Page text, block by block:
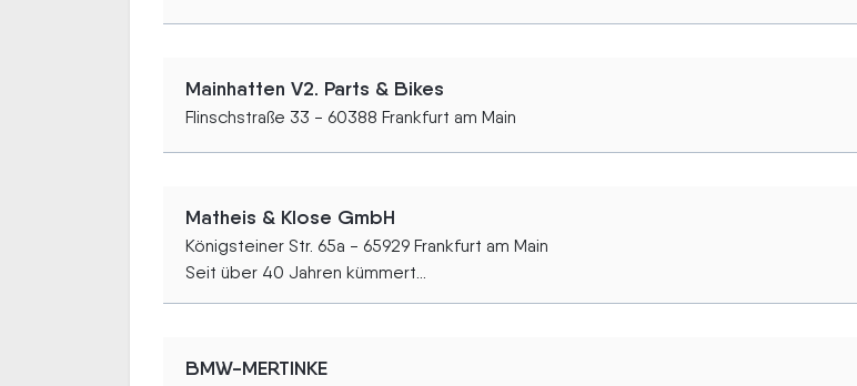
Mainhatten V2. Parts & Bikes
Flinschstraße 33 - 60388 Frankfurt am Main
Matheis & Klose GmbH
Königsteiner Str. 65a - 65929 Frankfurt am Main
Seit über 40 Jahren kümmert...
BMW-MERTINKE